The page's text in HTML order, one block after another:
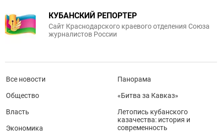
КУБАНСКИЙ РЕПОРТЕР
Сайт Краснодарского краевого отделения Союза
журналистов России
Все новости
Общество
Власть
Экономика
Панорама
«Битва за Кавказ»
Летопись кубанского
казачества: история и
современность